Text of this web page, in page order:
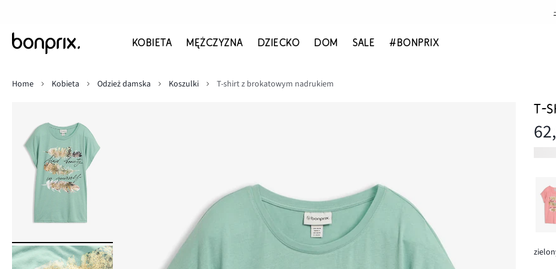
KOBIETA MĘŻCZYZNA DZIECKO DOM SALE #BONPRIX
Home
Kobieta Odzież damska Koszulki T-shirt z brokatowym nadrukiem
T-